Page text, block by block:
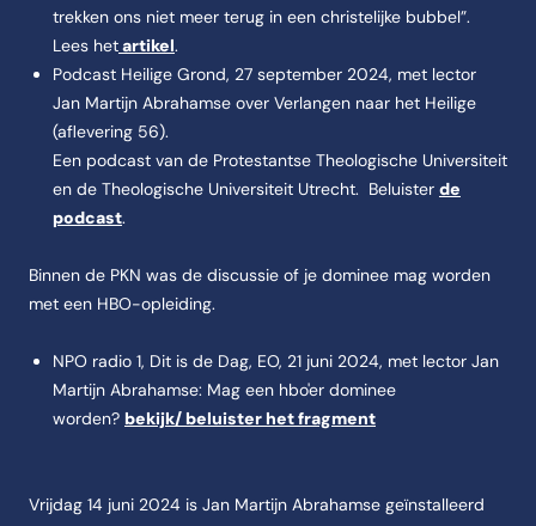
trekken ons niet meer terug in een christelijke bubbel”.
Lees hetartikel.
Podcast Heilige Grond, 27 september 2024, met lector
Jan Martijn Abrahamse over Verlangen naar het Heilige
(aflevering 56).
Een podcast van de Protestantse Theologische Universiteit
en de Theologische Universiteit Utrecht. Beluister de
podcast.
Binnen de PKN was de discussie of je dominee mag worden
met een HBO-opleiding.
NPO radio 1, Dit is de Dag, EO, 21 juni 2024, met lector Jan
Martijn Abrahamse: Mag een hbo'er dominee
worden? bekijk/ beluister het fragment
Vrijdag 14 juni 2024 is Jan Martijn Abrahamse geïnstalleerd